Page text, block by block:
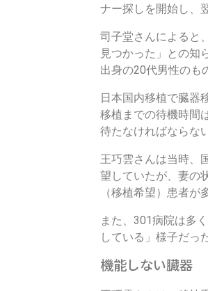
者
家
族
が
明
か
す
ナー探しを開始し、
司子堂さんによると
見つかった」との知
出身の20代男性のも
日本国内移植で臓器
移植までの待機時間
待たなければならない
王巧雲さんは当時、
望していたが、妻の
（移植希望）患者
また、301病院は多
している」様子だっ
機能しない臓器